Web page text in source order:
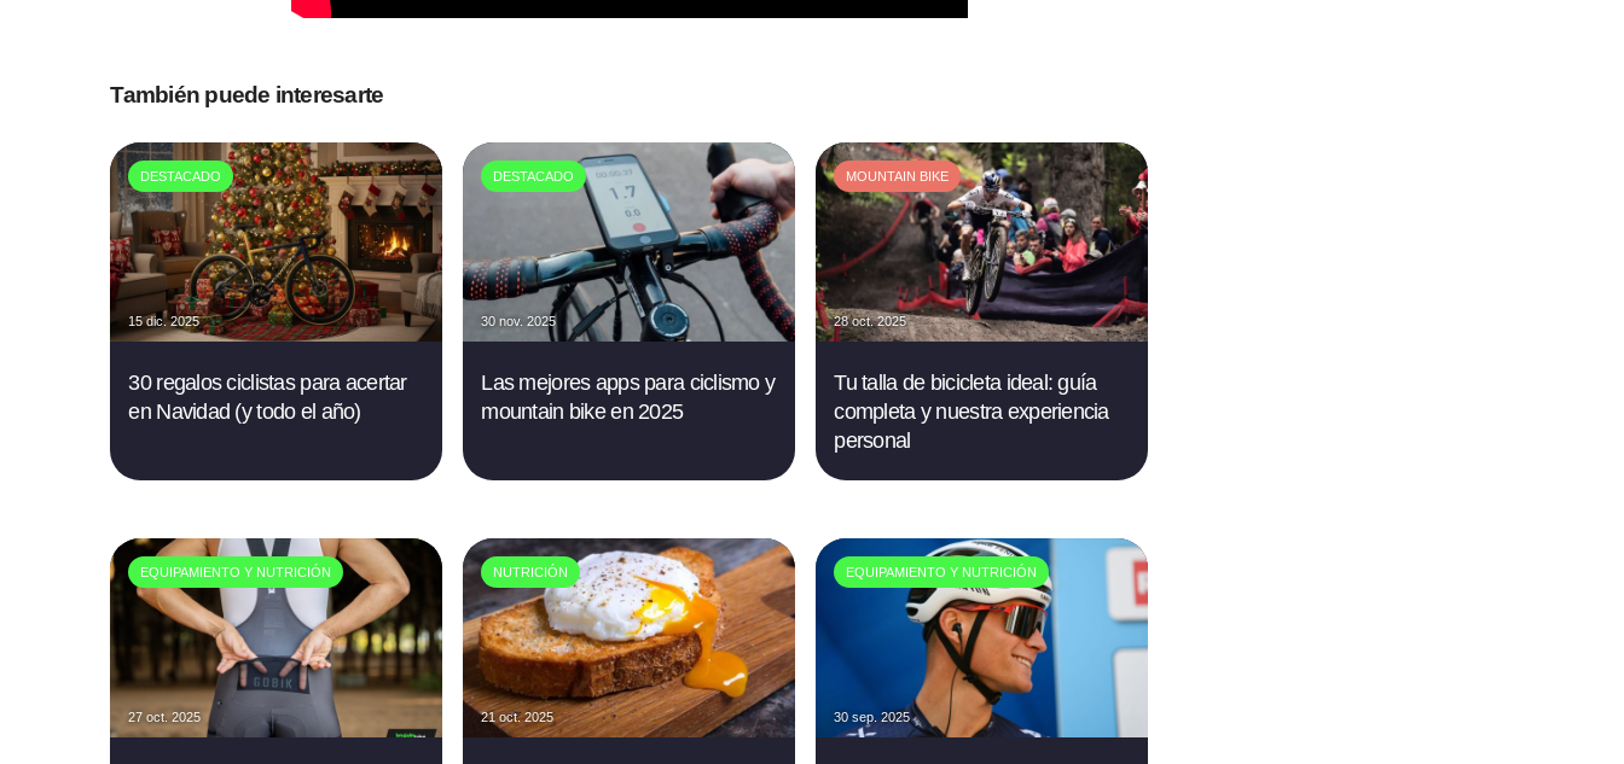
También puede interesarte
DESTACADO
15 dic. 2025
30 regalos ciclistas para acertar
en Navidad (y todo el año)
DESTACADO
30 nov. 2025
Las mejores apps para ciclismo y
mountain bike en 2025
MOUNTAIN BIKE
28 oct. 2025
Tu talla de bicicleta ideal: guía
completa y nuestra experiencia
personal
EQUIPAMIENTO Y NUTRICIÓN
27 oct. 2025
NUTRICIÓN
21 oct. 2025
EQUIPAMIENTO Y NUTRICIÓN
30 sep. 2025